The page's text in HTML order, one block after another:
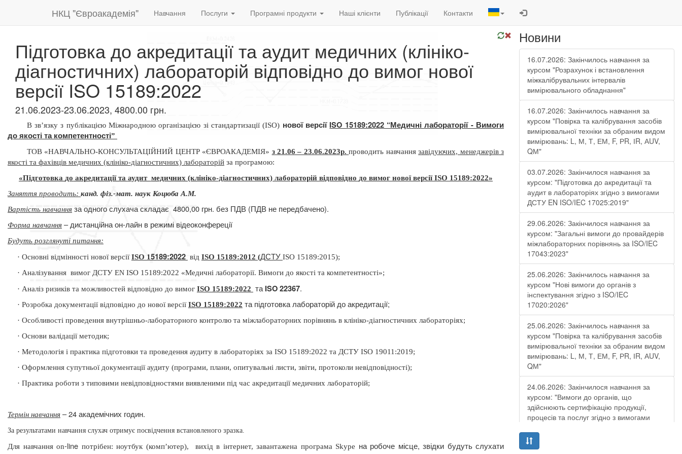
НКЦ "Євроакадемія" Навчання Послуги Програмні продукти Наші клієнти Публікації Контакти
Підготовка до акредитації та аудит медичних (клініко-
діагностичних) лабораторій відповідно до вимог нової
версії ISO 15189:2022
21.06.2023-23.06.2023, 4800.00 грн.
В зв’язку з публікацією Міжнародною організацією зі стандартизації (ISO) нової версії ISO 15189:2022 “Медичні лабораторії - Вимоги
до якості такомпетентності”
ТОВ «НАВЧАЛЬНО-КОНСУЛЬТАЦІЙНИЙ ЦЕНТР «ЄВРОАКАДЕМІЯ» з 21.06 – 23.06.2023р.проводить навчаннязавідуючих, менеджерів з
якості та фахівців медичних (клініко-діагностичних) лабораторій за програмою:
«Підготовка до акредитації та аудит медичних (клініко-діагностичних) лабораторій відповідно до вимог нової версії ISO 15189:2022»
Заняття проводить: канд. фіз.-мат. наук Коцюба А.М.
Вартість навчання за одного слухача складає 4800,00 грн. без ПДВ (ПДВ не передбачено).
Форма навчання – дистанційна он-лайн в режимі відеоконфереції
Будуть розглянуті питання:
· Основні відмінності нової версії ISO 15189:2022 від ISO 15189:2012 (ДСТУ ISO 15189:2015);
· Аналізування вимог ДСТУ ENISO 15189:2022 «Медичні лабораторії. Вимоги до якості та компетентності»;
· Аналіз ризиків та можливостей відповідно до вимог ISO 15189:2022 та ISO 22367.
· Розробка документації відповідно до нової версії ISO 15189:2022 та підготовка лабораторій до акредитації;
· Особливості проведення внутрішньо-лабораторного контролю та міжлабораторних порівнянь в клініко-діагностичних лабораторіях;
· Основи валідації методик;
· Методологія і практика підготовки та проведення аудиту в лабораторіях за ISO 15189:2022 та ДСТУ ISO 19011:2019;
· Оформлення супутньої документації аудиту (програми, плани, опитувальні листи, звіти, протоколи невідповідності);
· Практика роботи з типовими невідповідностями виявленими під час акредитації медичних лабораторій;
Термін навчання – 24 академічних годин.
За результатами навчання слухач отримує посвідчення встановленого зразка.
Для навчання on-line потрібен: ноутбук (комп’ютер), вихід в інтернет, завантажена програма Skype на робоче місце, звідки будуть слухати
Новини
16.07.2026: Закінчилось навчання за
курсом "Розрахунок і встановлення
міжкалібрувальних інтервалів
вимірювального обладнання"
16.07.2026: Закінчилось навчання за
курсом "Повірка та калібрування засобів
вимірювальної техніки за обраним видом
вимірювань: L, М, Т, ЕМ, F, РR, ІR, АUV,
QМ"
03.07.2026: Закінчилося навчання за
курсом: "Підготовка до акредитації та
аудит в лабораторіях згідно з вимогами
ДСТУ EN ISO/IEC 17025:2019"
29.06.2026: Закінчилося навчання за
курсом: "Загальні вимоги до провайдерів
міжлабораторних порівнянь за ISO/IEC
17043:2023"
25.06.2026: Закінчилось навчання за
курсом "Нові вимоги до органів з
інспектування згідно з ISO/IEC
17020:2026"
25.06.2026: Закінчилось навчання за
курсом "Повірка та калібрування засобів
вимірювальної техніки за обраним видом
вимірювань: L, М, Т, ЕМ, F, РR, ІR, АUV,
QМ"
24.06.2026: Закінчилося навчання за
курсом: "Вимоги до органів, що
здійснюють сертифікацію продукції,
процесів та послуг згідно з вимогами
19.06.2026: Закінчилося навчання за